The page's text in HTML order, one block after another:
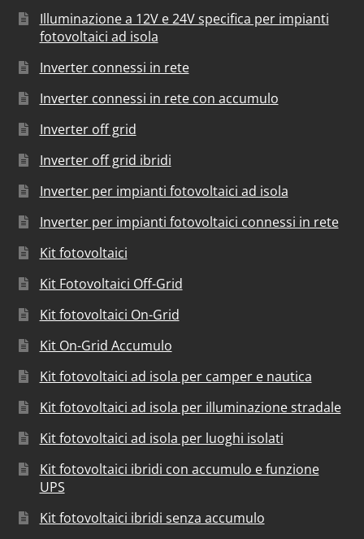
Illuminazione a 12V e 24V specifica per impianti
fotovoltaici ad isola
Inverter connessi in rete
Inverter connessi in rete con accumulo
Inverter off grid
Inverter off grid ibridi
Inverter per impianti fotovoltaici ad isola
Inverter per impianti fotovoltaici connessi in rete
Kit fotovoltaici
Kit Fotovoltaici Off-Grid
Kit fotovoltaici On-Grid
Kit On-Grid Accumulo
Kit fotovoltaici ad isola per camper e nautica
Kit fotovoltaici ad isola per illuminazione stradale
Kit fotovoltaici ad isola per luoghi isolati
Kit fotovoltaici ibridi con accumulo e funzione
UPS
Kit fotovoltaici ibridi senza accumulo